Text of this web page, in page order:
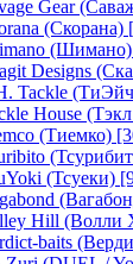
Gear
(Скорана)
(Шимано)
Designs
Tackle
House
(Тиемко)
(Тсуеки)
Hill (Волли
baits